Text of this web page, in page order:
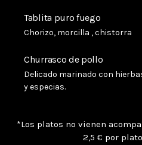
Tablita puro fuego
Chorizo, morcilla , chistorra
Churrasco de pollo
Delicado marinado con
y especias.
*Los platos no vienen
2,5 € por